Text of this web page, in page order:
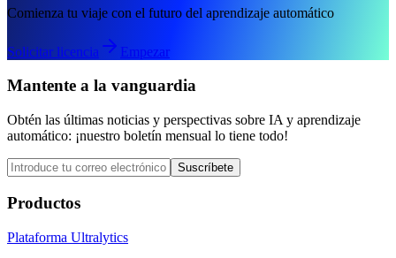
Comienza tu viaje con el futuro del aprendizaje automático
Solicitar licencia Empezar
Mantente a la vanguardia
Obtén las últimas noticias y perspectivas sobre IA y aprendizaje
automático: ¡nuestro boletín mensual lo tiene todo!
Suscríbete
Productos
Plataforma Ultralytics